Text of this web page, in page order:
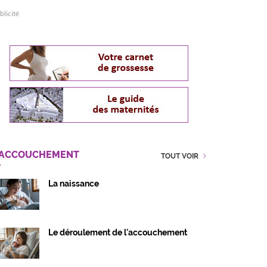
TOUT VOIR
La naissance
Le déroulement de l'accouchement